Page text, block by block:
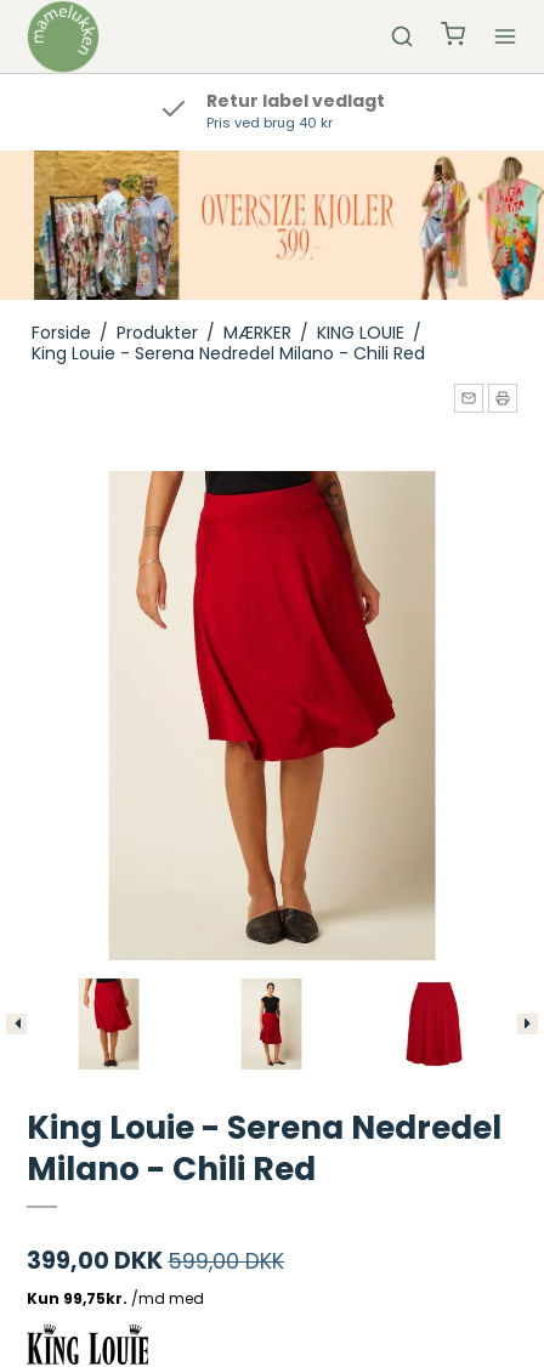
Retur label vedlagt
Pris ved brug 40 kr
Forside / Produkter / MÆRKER / KING LOUIE /
King Louie - Serena Nedredel Milano - Chili Red
King Louie - Serena Nedredel
Milano - Chili Red
399,00 DKK599,00 DKK